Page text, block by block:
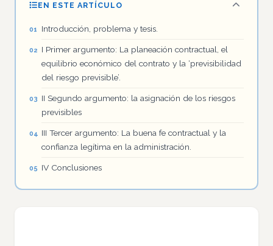
EN ESTE ARTÍCULO
Introducción, problema y tesis.
I Primer argumento: La planeación contractual, el
equilibrio económico del contrato y la ‘previsibilidad
del riesgo previsible’.
II Segundo argumento: la asignación de los riesgos
previsibles
III Tercer argumento: La buena fe contractual y la
confianza legítima en la administración.
IV Conclusiones